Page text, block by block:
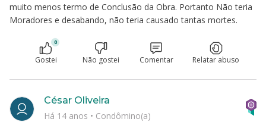
muito menos termo de Conclusão da Obra. Portanto Não teria
Moradores e desabando, não teria causado tantas mortes.
0
Gostei Não gostei Comentar Relatar abuso
César Oliveira
Há 14 anos • Condômino(a)